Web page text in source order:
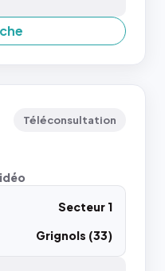
Téléconsultation
Secteur 1
Grignols (33)